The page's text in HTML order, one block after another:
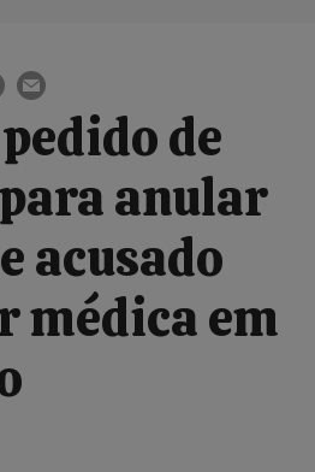
de
anular
acusado
médica em